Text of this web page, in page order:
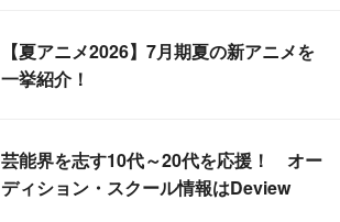
【夏アニメ2026】7月期夏の新アニメを
一挙紹介！
芸能界を志す10代～20代を応援！ オー
ディション・スクール情報はDeview